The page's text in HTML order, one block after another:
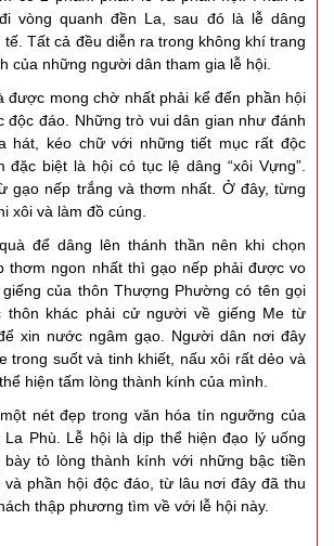
vòng quanh đền La, sau đó là lễ dâng
Tất cả đều diễn ra trong không khí trang
của những người dân tham gia lễ hội.
được mong chờ nhất phải kể đến phần hội
độc đáo. Những trò vui dân gian như đánh
hát, kéo chữ với những tiết mục rất độc
đặc biệt là hội có tục lệ dâng “xôi Vựng”.
gạo nếp trắng và thơm nhất. Ở đây, từng
xôi và làm đồ cúng.
để dâng lên thánh thần nên khi chọn
thơm ngon nhất thì gạo nếp phải được vo
của thôn Thượng Phường có tên gọi
thôn khác phải cử người về giếng Me từ
xin nước ngâm gạo. Người dân nơi đây
trong suốt và tinh khiết, nấu xôi rất dẻo và
hiện tấm lòng thành kính của mình.
nét đẹp trong văn hóa tín ngưỡng của
Phù. Lễ hội là dịp thể hiện đạo lý uống
tỏ lòng thành kính với những bậc tiền
và phần hội độc đáo, từ lâu nơi đây đã thu
thập phương tìm về với lễ hội này.